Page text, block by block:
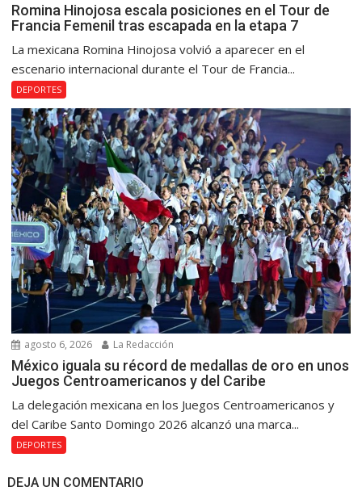
Romina Hinojosa escala posiciones en el Tour de
Francia Femenil tras escapada en la etapa 7
La mexicana Romina Hinojosa volvió a aparecer en el
escenario internacional durante el Tour de Francia...
DEPORTES
agosto 6, 2026 La Redacción
México iguala su récord de medallas de oro en unos
Juegos Centroamericanos y del Caribe
La delegación mexicana en los Juegos Centroamericanos y
del Caribe Santo Domingo 2026 alcanzó una marca...
DEPORTES
DEJA UN COMENTARIO